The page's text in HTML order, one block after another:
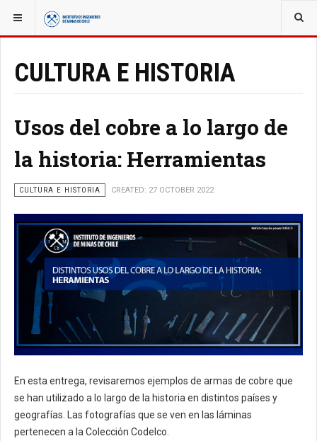
YOU ARE HERE:
CULTURA E HISTORIA
Usos del cobre a lo largo de
la historia: Herramientas
CULTURA E HISTORIA CREATED: 27 OCTOBER 2022
En esta entrega, revisaremos ejemplos de armas de cobre que
se han utilizado a lo largo de la historia en distintos países y
geografías. Las fotografías que se ven en las láminas
pertenecen a la Colección Codelco.